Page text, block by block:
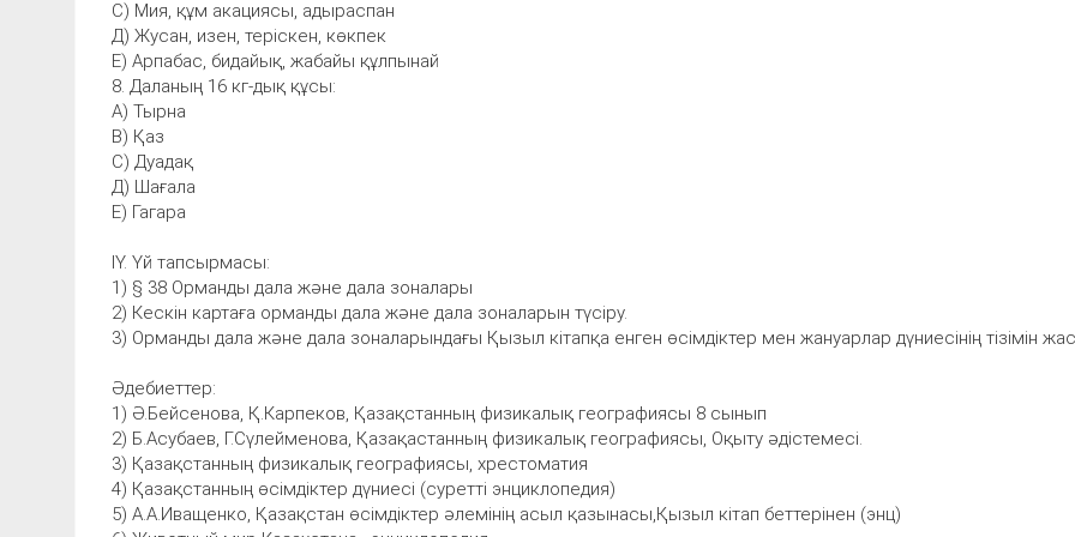
С) Мия, құм акациясы, адыраспан
Д) Жусан, изен, теріскен, көкпек
Е) Арпабас, бидайық, жабайы құлпынай
8. Даланың 16 кг-дық құсы:
А) Тырна
В) Қаз
С) Дуадақ
Д) Шағала
Е) Гагара
ІҮ. Үй тапсырмасы:
1) § 38 Орманды дала және дала зоналары
2) Кескін картаға орманды дала және дала зоналарын түсіру.
3) Орманды дала және дала зоналарындағы Қызыл кітапқа енген өсімдіктер мен жануарлар дүниесінің тізімін
Әдебиеттер:
1) Ә.Бейсенова, Қ.Карпеков, Қазақстанның физикалық географиясы 8 сынып
2) Б.Асубаев, Г.Сүлейменова, Қазақастанның физикалық географиясы, Оқыту әдістемесі.
3) Қазақстанның физикалық географиясы, хрестоматия
4) Қазақстанның өсімдіктер дүниесі (суретті энциклопедия)
5) А.А.Иващенко, Қазақстан өсімдіктер әлемінің асыл қазынасы,Қызыл кітап беттерінен (энц)